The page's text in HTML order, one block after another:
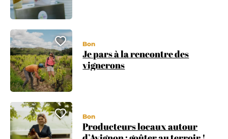
Je pars à la rencontre des
vignerons
Bon
Ajouter cette page au carnet
Producteurs locaux autour
Bon
Ajouter cette page au carnet